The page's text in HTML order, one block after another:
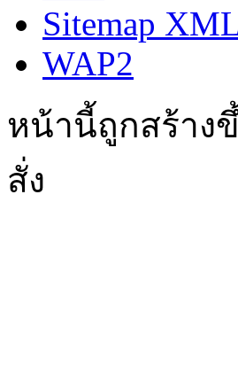
Sitemap
WAP2
หน้านี้ถูกสร้าง
สั่ง